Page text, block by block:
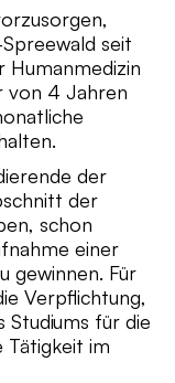
seit
Humanmedizin
von 4 Jahren
der
der
schon
einer
gewinnen. Für
Verpflichtung,
Studiums für die
Tätigkeit im